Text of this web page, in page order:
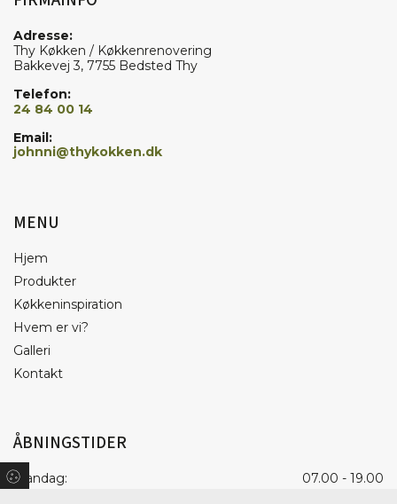
Adresse:
Thy Køkken / Køkkenrenovering
Bakkevej 3, 7755 Bedsted Thy
Telefon:
24 84 00 14
Email:
johnni@thykokken.dk
MENU
Hjem
Produkter
Køkkeninspiration
Hvem er vi?
Galleri
Kontakt
ÅBNINGSTIDER
Mandag:
07.00 - 19.00